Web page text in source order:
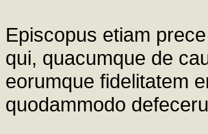
Episcopus etiam
qui, quacumque de
eorumque fidelitatem
quodammodo